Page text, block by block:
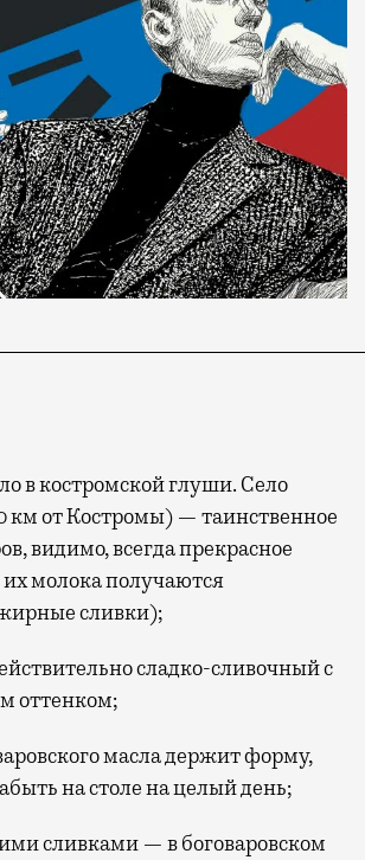
в костромской глуши. Село
км от Костромы) — таинственное
видимо, всегда прекрасное
молока получаются
сливки);
сладко-сливочный с
оттенком;
масла держит форму,
на столе на целый день;
сливками — в боговаровском